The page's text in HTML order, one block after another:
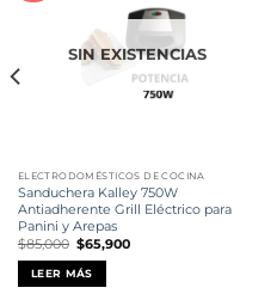
SIN EXISTENCIAS
ELECTRODOMÉSTICOS DE COCINA
Sanduchera Kalley 750W
Antiadherente Grill Eléctrico para
Panini y Arepas
$85,000 El
precio
original
era:
$85,000.
$65,900El
LEER MÁS